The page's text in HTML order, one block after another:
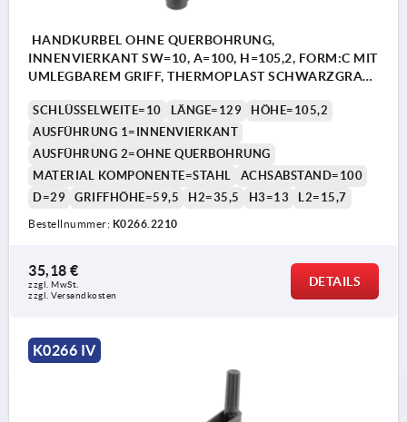
HANDKURBEL OHNE QUERBOHRUNG,
INNENVIERKANT SW=10, A=100, H=105,2, FORM:C MIT
UMLEGBAREM GRIFF, THERMOPLAST SCHWARZGRAU,
SCHLÜSSELWEITE=10 LÄNGE=129
HÖHE=105,2
AUSFÜHRUNG 1=INNENVIERKANT
AUSFÜHRUNG 2=OHNE QUERBOHRUNG
MATERIAL KOMPONENTE=STAHL
ACHSABSTAND=100
D=29
GRIFFHÖHE=59,5 H2=35,5 H3=13 L2=15,7
Bestellnummer: K0266.2210
35,18 €
zzgl. MwSt.
zzgl. Versandkosten
DETAILS
K0266 IV